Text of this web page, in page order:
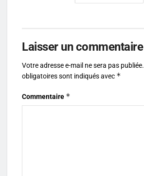
Laisser un commentaire
Votre adresse e-mail ne sera pas publiée.
obligatoires sont indiqués avec *
Commentaire *